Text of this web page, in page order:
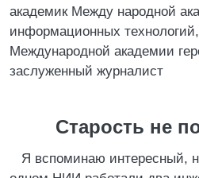
академик Между народной
информационных
Международной академии
заслуженный журналист
Старость не
Я вспоминаю интересный,